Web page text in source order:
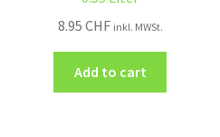
8.95 CHF inkl. MWSt.
Add to cart